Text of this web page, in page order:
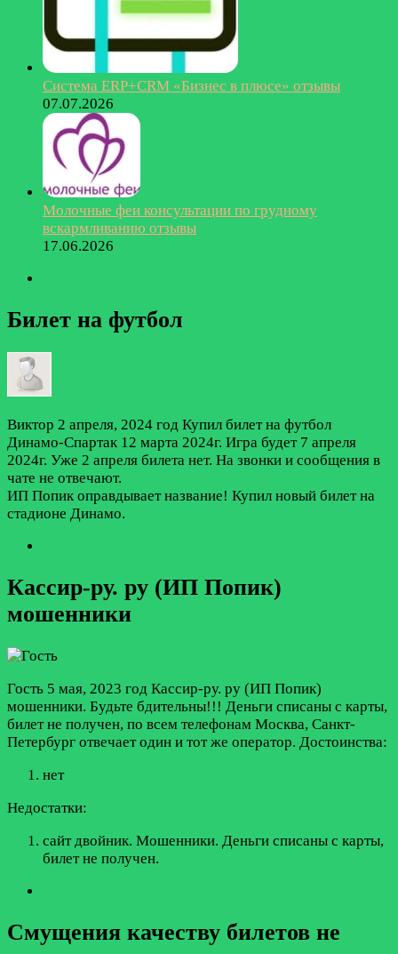
Система ERP+CRM «Бизнес в плюсе» отзывы
07.07.2026
Молочные феи консультации по грудному
вскармливанию отзывы
17.06.2026
Билет на футбол
Виктор 2 апреля, 2024 год Купил билет на футбол
Динамо-Спартак 12 марта 2024г. Игра будет 7 апреля
2024г. Уже 2 апреля билета нет. На звонки и сообщения в
чате не отвечают.
ИП Попик оправдывает название! Купил новый билет на
стадионе Динамо.
Кассир-ру. ру (ИП Попик)
мошенники
Гость 5 мая, 2023 год Кассир-ру. ру (ИП Попик)
мошенники. Будьте бдительны!!! Деньги списаны с карты,
билет не получен, по всем телефонам Москва, Санкт-
Петербург отвечает один и тот же оператор. Достоинства:
нет
Недостатки:
сайт двойник. Мошенники. Деньги списаны с карты,
билет не получен.
Смущения качеству билетов не